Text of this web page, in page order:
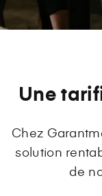
Une
Chez
solution
de